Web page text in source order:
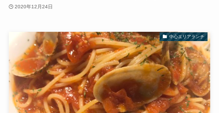
2020年12月24日
中心エリアランチ